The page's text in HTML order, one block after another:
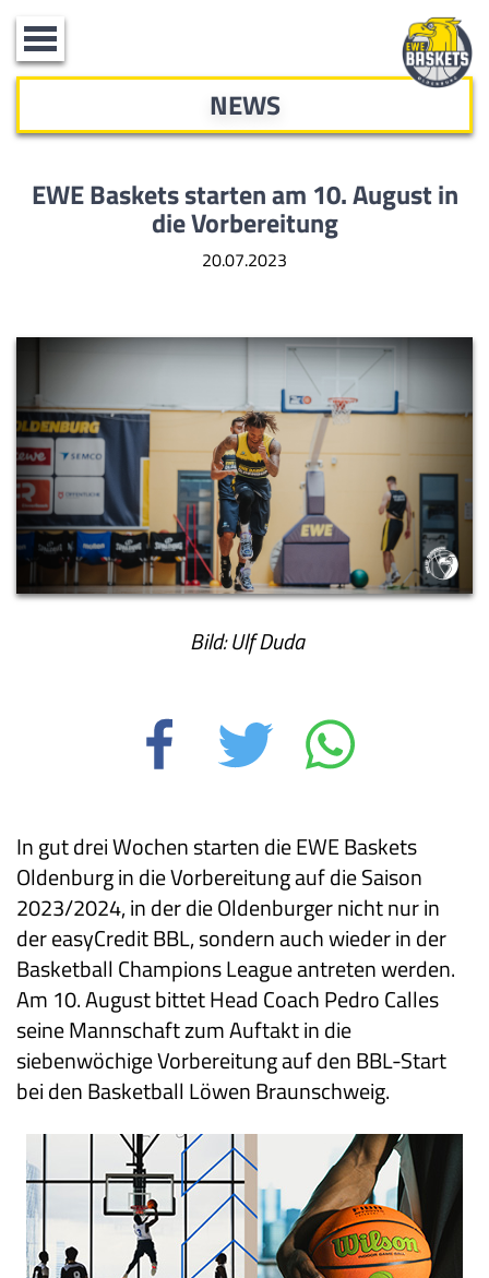
Toggle
navigation
NEWS
EWE Baskets starten am 10. Augustin
die Vorbereitung
20.07.2023
Bild: Ulf Duda
In gut drei Wochen starten die EWE Baskets
Oldenburg in die Vorbereitung auf die Saison
2023/2024, in der die Oldenburger nicht nur in
der easyCredit BBL, sondern auch wieder in der
Basketball Champions League antreten werden.
Am 10. August bittet Head Coach Pedro Calles
seine Mannschaft zum Auftakt in die
siebenwöchige Vorbereitung auf den BBL-Start
bei den Basketball Löwen Braunschweig.